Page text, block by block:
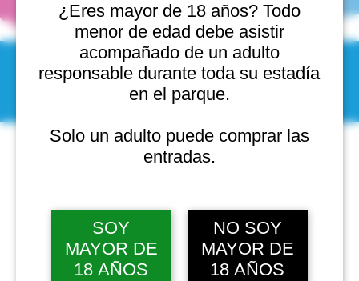
¿Eres mayor de 18 años? Todo
menor de edad debe asistir
acompañado de un adulto
responsable durante toda su estadía
en el parque.
Solo un adulto puede comprar las
entradas.
SOY
MAYOR DE
18 AÑOS
NO SOY
MAYOR DE
18 AÑOS